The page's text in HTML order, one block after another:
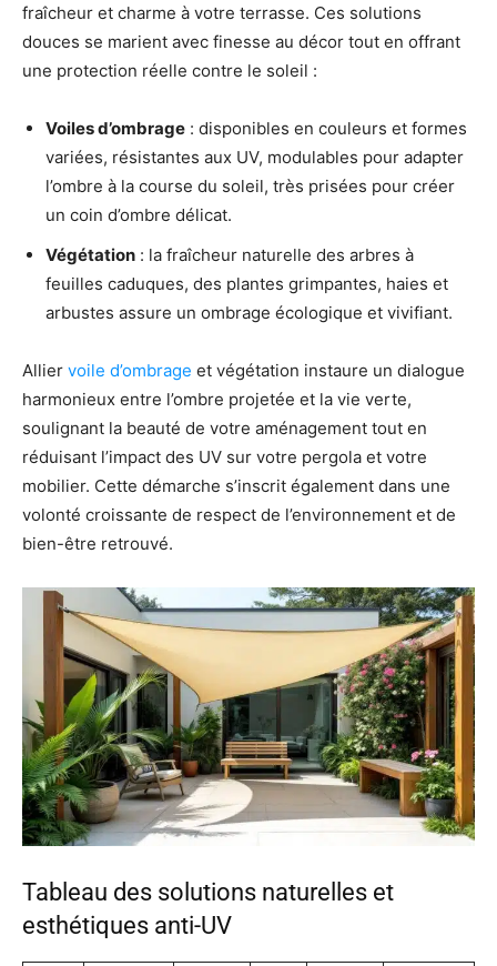
fraîcheur et charme à votre terrasse. Ces solutions
douces se marient avec finesse au décor tout en offrant
une protection réelle contre le soleil :
Voiles d’ombrage : disponibles en couleurs et formes
variées, résistantes aux UV, modulables pour adapter
l’ombre à la course du soleil, très prisées pour créer
un coin d’ombre délicat.
Végétation : la fraîcheur naturelle des arbres à
feuilles caduques, des plantes grimpantes, haies et
arbustes assure un ombrage écologique et vivifiant.
Allier voile d’ombrage et végétation instaure un dialogue
harmonieux entre l’ombre projetée et la vie verte,
soulignant la beauté de votre aménagement tout en
réduisant l’impact des UV sur votre pergola et votre
mobilier. Cette démarche s’inscrit également dans une
volonté croissante de respect de l’environnement et de
bien-être retrouvé.
Tableau des solutions naturelles et
esthétiques anti-UV